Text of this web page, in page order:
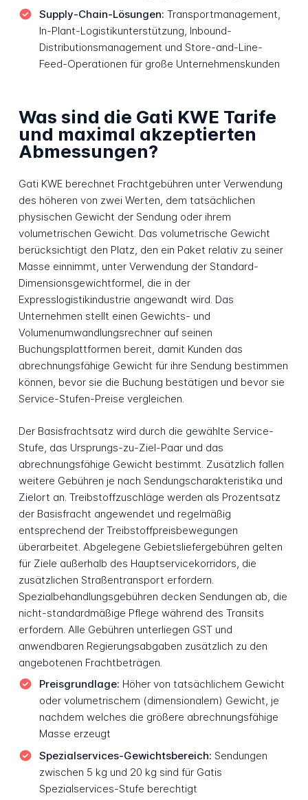
Supply-Chain-Lösungen: Transportmanagement,
In-Plant-Logistikunterstützung, Inbound-
Distributionsmanagement und Store-and-Line-
Feed-Operationen für große Unternehmenskunden
Was sind die Gati KWE Tarife
und maximal akzeptierten
Abmessungen?
Gati KWE berechnet Frachtgebühren unter Verwendung
des höheren von zwei Werten, dem tatsächlichen
physischen Gewicht der Sendung oder ihrem
volumetrischen Gewicht. Das volumetrische Gewicht
berücksichtigt den Platz, den ein Paket relativ zu seiner
Masse einnimmt, unter Verwendung der Standard-
Dimensionsgewichtformel, die in der
Expresslogistikindustrie angewandt wird. Das
Unternehmen stellt einen Gewichts- und
Volumenumwandlungsrechner auf seinen
Buchungsplattformen bereit, damit Kunden das
abrechnungsfähige Gewicht für ihre Sendung bestimmen
können, bevor sie die Buchung bestätigen und bevor sie
Service-Stufen-Preise vergleichen.
Der Basisfrachtsatz wird durch die gewählte Service-
Stufe, das Ursprungs-zu-Ziel-Paar und das
abrechnungsfähige Gewicht bestimmt. Zusätzlich fallen
weitere Gebühren je nach Sendungscharakteristika und
Zielort an. Treibstoffzuschläge werden als Prozentsatz
der Basisfracht angewendet und regelmäßig
entsprechend der Treibstoffpreisbewegungen
überarbeitet. Abgelegene Gebietsliefergebühren gelten
für Ziele außerhalb des Hauptservicekorridors, die
zusätzlichen Straßentransport erfordern.
Spezialbehandlungsgebühren decken Sendungen ab, die
nicht-standardmäßige Pflege während des Transits
erfordern. Alle Gebühren unterliegen GST und
anwendbaren Regierungsabgaben zusätzlich zu den
angebotenen Frachtbeträgen.
Preisgrundlage: Höher von tatsächlichem Gewicht
oder volumetrischem (dimensionalem) Gewicht, je
nachdem welches die größere abrechnungsfähige
Masse erzeugt
Spezialservices-Gewichtsbereich: Sendungen
zwischen 5 kg und 20 kg sind für Gatis
Spezialservices-Stufe berechtigt